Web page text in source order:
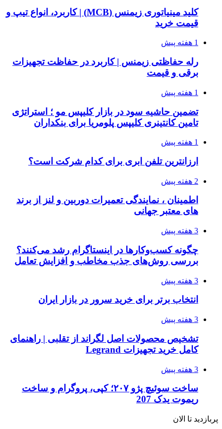
کلید مینیاتوری زیمنس (MCB) | کاربرد، انواع تیپ و
قیمت خرید
1 هفته پیش
رله حفاظتی زیمنس | کاربرد در حفاظت تجهیزات
برقی و قیمت
1 هفته پیش
تضمین حاشیه سود در بازار کلیپس مو ؛ استراتژی
تامین کانتینری کلیپس پلومریا برای بنکداران
1 هفته پیش
ارزانترین تلفن ابری برای کدام شرکت است؟
2 هفته پیش
اطمینان ، نمایندگی تعمیرات دوربین و لنز از برند
های معتبر جهانی
3 هفته پیش
چگونه کسب‌وکارها در اینستاگرام رشد می‌کنند؟
بررسی روش‌های جذب مخاطب و افزایش تعامل
3 هفته پیش
انتخاب برتر برای خرید سرور در بازار ایران
3 هفته پیش
تشخیص محصولات اصل لگراند از تقلبی | راهنمای
کامل خرید تجهیزات Legrand
3 هفته پیش
ساخت سوئیچ پژو ۲۰۷؛ کپی، پروگرام و ساخت
ریموت یدک 207
پربازدید تا الان